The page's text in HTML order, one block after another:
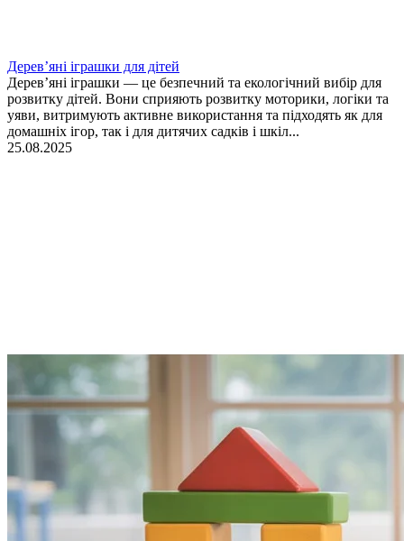
Дерев’яні іграшки для дітей
Дерев’яні іграшки — це безпечний та екологічний вибір для
розвитку дітей. Вони сприяють розвитку моторики, логіки та
уяви, витримують активне використання та підходять як для
домашніх ігор, так і для дитячих садків і шкіл...
25.08.2025